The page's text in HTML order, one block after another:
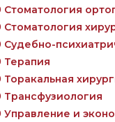
Стоматология
Стоматология
Судебно-
Терапия
Торакальная
Трансфузиология
Управление и